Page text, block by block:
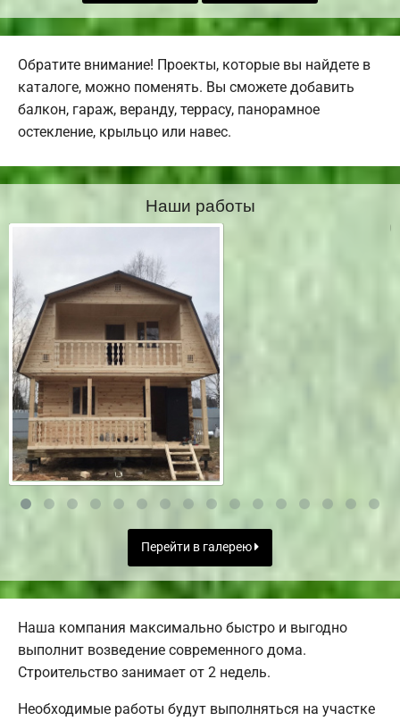
Обратите внимание! Проекты, которые вы найдете в
каталоге, можно поменять. Вы сможете добавить
балкон, гараж, веранду, террасу, панорамное
остекление, крыльцо или навес.
Наши работы
Перейти в галерею
Наша компания максимально быстро и выгодно
выполнит возведение современного дома.
Строительство занимает от 2 недель.
Необходимые работы будут выполняться на участке